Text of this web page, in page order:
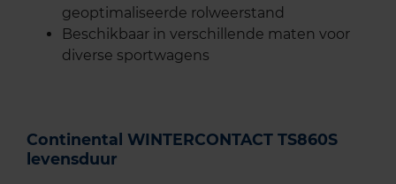
geoptimaliseerde rolweerstand
Beschikbaar in verschillende maten voor
diverse sportwagens
Continental WINTERCONTACT TS860S
levensduur